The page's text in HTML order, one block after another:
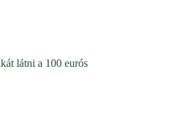
látni a 100 eurós